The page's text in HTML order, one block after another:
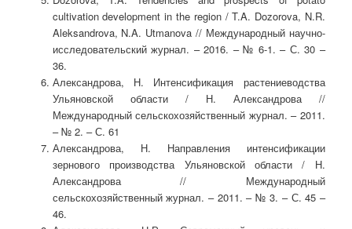
cultivation development in the region / T.A. Dozorova, N.R.
Aleksandrova, N.A. Utmanova // Международный научно-
исследовательский журнал. – 2016. – № 6-1. – С. 30 –
36.
Александрова, Н. Интенсификация растениеводства
Ульяновской области / Н. Александрова //
Международный сельскохозяйственный журнал. – 2011.
– № 2. – С. 61
Александрова, Н. Направления интенсификации
зернового производства Ульяновской области / Н.
Александрова // Международный
сельскохозяйственный журнал. – 2011. – № 3. – С. 45 –
46.